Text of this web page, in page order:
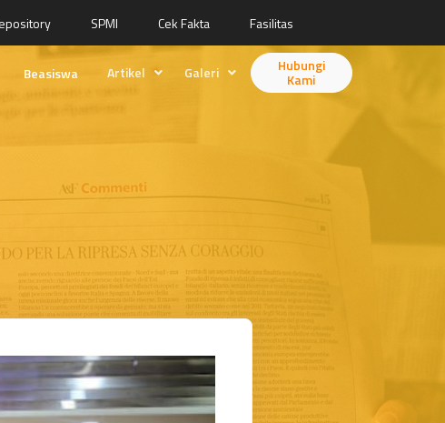
SPMI Cek Fakta Fasilitas
Beasiswa Artikel Galeri
Ilustrasi
Fotografi
Hubungi
Kami